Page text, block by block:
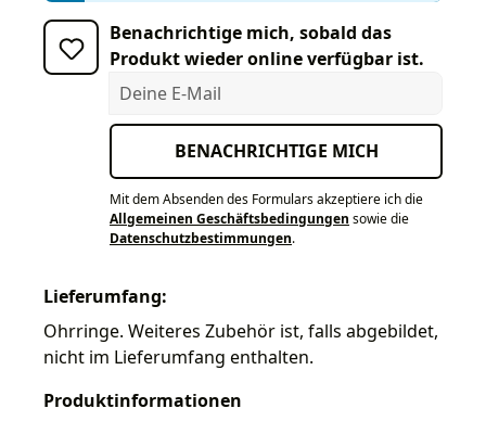
Benachrichtige mich, sobald das
Produkt wieder online verfügbar ist.
Deine E-Mail
BENACHRICHTIGE MICH
Mit dem Absenden des Formulars akzeptiere ich die
Allgemeinen Geschäftsbedingungen sowie die
Datenschutzbestimmungen.
Lieferumfang:
Ohrringe. Weiteres Zubehör ist, falls abgebildet,
nicht im Lieferumfang enthalten.
Produktinformationen